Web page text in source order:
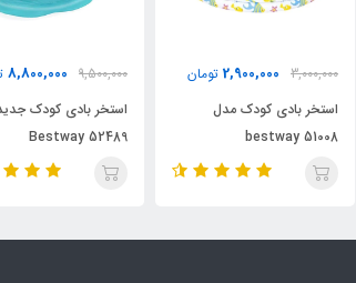
3,000,000
2,900,000 تومان
استخر بادی کودک مدل
bestway 51008
9,500,000
8,800,000
استخر بادی کودک
Bestway 52489